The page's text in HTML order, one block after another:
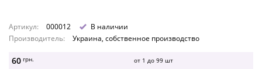
Артикул: 000012
В наличии
Производитель:
Украина, собственное производство
60 грн. от 1 до 99 шт